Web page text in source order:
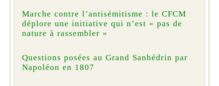
Marche contre l’antisémitisme : le CFCM
déplore une initiative qui n’est « pas de
nature à rassembler »
Questions posées au Grand Sanhédrin par
Napoléon en 1807